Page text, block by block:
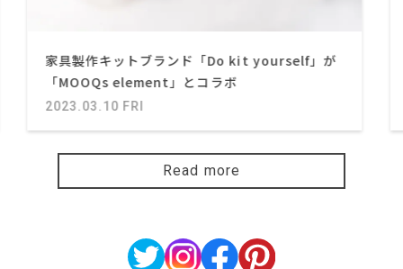
家具製作キットブランド「Do kit yourself」が
「MOOQs element」とコラボ
2023.03.10 FRI
Read more